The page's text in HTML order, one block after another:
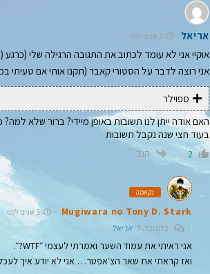
אריאל 3 שנים לפני
אוקיי אני לא עומד לכתוב את התגובה הרגילה שלי
אני רוצה לדבר על הסטורי קאבר (תקנו אותי אם טעיתי
ספוילר
האם אודה ייתן לנו תשובות באופן מיידי? ברור שלא
בעוד חצי שנה נקבל תשובות
2 הגב
נקאמה
Mugiwara no Tony D. Stark 3 שנים לפני
בתגובה לאריאל
אני ראיתי את עמוד השער ואמרתי לעצמי ״WTF?״.
ואז קראתי את שאר הצ׳אפטר… אני לא יודע איך